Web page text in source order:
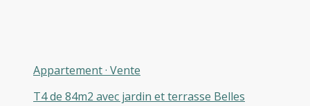
Appartement· Vente
T4 de 84m2 avec jardin et terrasse Belles